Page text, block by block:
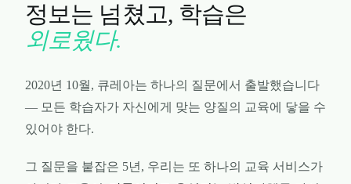
정보는 넘쳤고, 학습은
외로웠다.
2020년 10월, 큐레아는 하나의 질문에서 출발했습니다
— 모든 학습자가 자신에게 맞는 양질의 교육에 닿을 수
있어야 한다.
그 질문을 붙잡은 5년, 우리는 또 하나의 교육 서비스가